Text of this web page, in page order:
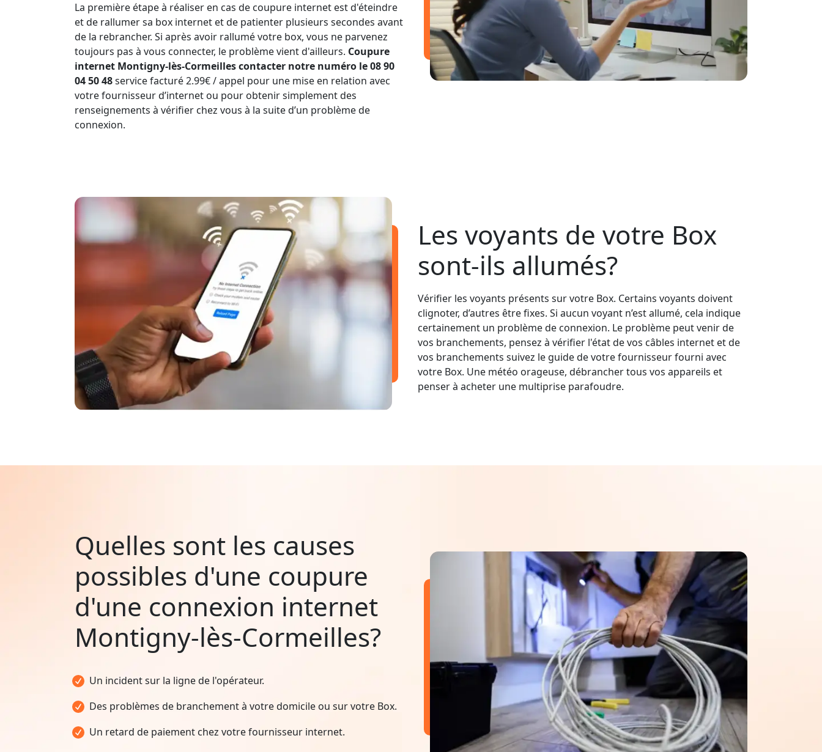
La première étape à réaliser en cas de coupure internet est d'éteindre
et de rallumer sa box internet et de patienter plusieurs secondes avant
de la rebrancher. Si après avoir rallumé votre box, vous ne parvenez
toujours pas à vous connecter, le problème vient d'ailleurs. Coupure
internet Montigny-lès-Cormeilles contacter notre numéro le 08 90
04 50 48service facturé 2.99€ / appel pour une mise en relation avec
votre fournisseur d’internet ou pour obtenir simplement des
renseignements à vérifier chez vous à la suite d’un problème de
connexion.
Les voyants de votre Box
sont-ils allumés?
Vérifier les voyants présents sur votre Box. Certains voyants doivent
clignoter, d’autres être fixes. Si aucun voyant n’est allumé, cela indique
certainement un problème de connexion. Le problème peut venir de
vos branchements, pensez à vérifier l'état de vos câbles internet et de
vos branchements suivez le guide de votre fournisseur fourni avec
votre Box. Une météo orageuse, débrancher tous vos appareils et
penser à acheter une multiprise parafoudre.
Quelles sont les causes
possibles d'une coupure
d'une connexion internet
Montigny-lès-Cormeilles?
Un incident sur la ligne de l'opérateur.
Des problèmes de branchement à votre domicile ou sur votre Box.
Un retard de paiement chez votre fournisseur internet.